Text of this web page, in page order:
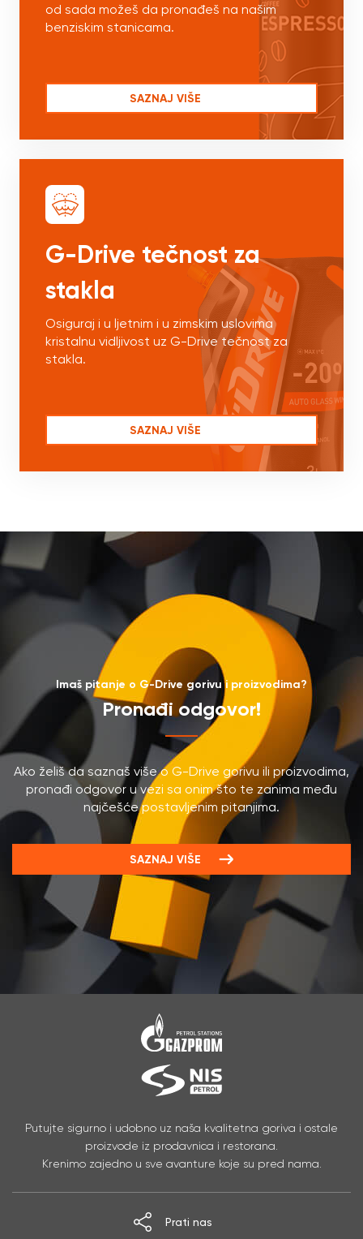
od sada možeš da pronađeš na našim
benziskim stanicama.
SAZNAJ VIŠE
G-Drive tečnost za
stakla
Osiguraj i u ljetnim i u zimskim uslovima
kristalnu vidljivost uz G-Drive tečnost za
stakla.
SAZNAJ VIŠE
Imaš pitanje o G-Drive gorivu i proizvodima?
Pronađi odgovor!
Ako želiš da saznaš više o G-Drive gorivu ili proizvodima,
pronađi odgovor u vezi sa onim što te zanima među
najčešće postavljenim pitanjima.
SAZNAJ VIŠE
Putujte sigurno i udobno uz naša kvalitetna goriva i ostale
proizvode iz prodavnica i restorana.
Krenimo zajedno u sve avanture koje su pred nama.
Prati nas